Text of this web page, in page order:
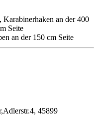
Karabinerhaken an der 400
Seite
an der 150 cm Seite
45899